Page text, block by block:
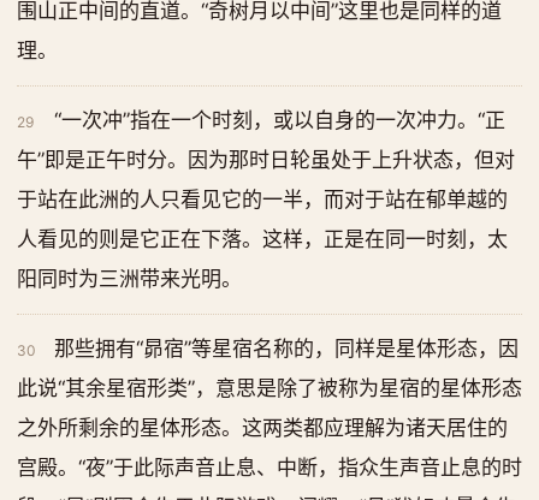
围山正中间的直道。“奇树月以中间”这里也是同样的道
理。
29
“一次冲”指在一个时刻，或以自身的一次冲力。“正
午”即是正午时分。因为那时日轮虽处于上升状态，但对
于站在此洲的人只看见它的一半，而对于站在郁单越的
人看见的则是它正在下落。这样，正是在同一时刻，太
阳同时为三洲带来光明。
30
那些拥有“昴宿”等星宿名称的，同样是星体形态，因
此说“其余星宿形类”，意思是除了被称为星宿的星体形态
之外所剩余的星体形态。这两类都应理解为诸天居住的
宫殿。“夜”于此际声音止息、中断，指众生声音止息的时